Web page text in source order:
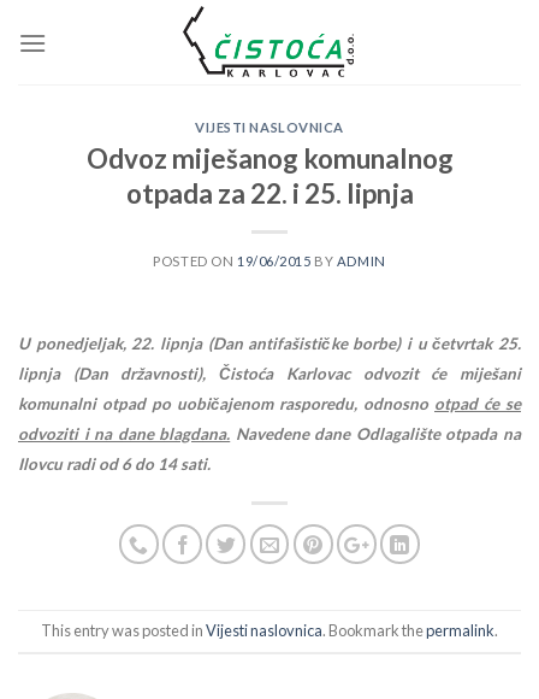
VIJESTI NASLOVNICA
Odvoz miješanog komunalnog
otpada za 22. i 25. lipnja
POSTED ON 19/06/2015 BY ADMIN
U ponedjeljak, 22. lipnja (Dan antifašističke borbe) i u četvrtak 25.
lipnja (Dan državnosti), Čistoća Karlovac odvozit će miješani
komunalni otpad po uobičajenom rasporedu, odnosno otpad će se
odvoziti i na dane blagdana. Navedene dane Odlagalište otpada na
Ilovcu radi od 6 do 14 sati.
This entry was posted inVijesti naslovnica. Bookmark thepermalink.